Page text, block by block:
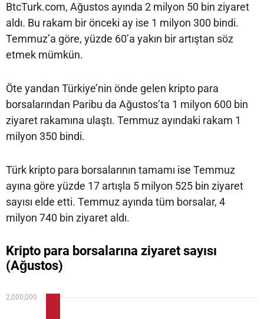
BtcTurk.com, Ağustos ayında 2 milyon 50 bin ziyaret
aldı. Bu rakam bir önceki ay ise 1 milyon 300 bindi.
Temmuz’a göre, yüzde 60’a yakın bir artıştan söz
etmek mümkün.
Öte yandan Türkiye’nin önde gelen kripto para
borsalarından Paribu da Ağustos’ta 1 milyon 600 bin
ziyaret rakamına ulaştı. Temmuz ayındaki rakam 1
milyon 350 bindi.
Türk kripto para borsalarının tamamı ise Temmuz
ayına göre yüzde 17 artışla 5 milyon 525 bin ziyaret
sayısı elde etti. Temmuz ayında tüm borsalar, 4
milyon 740 bin ziyaret aldı.